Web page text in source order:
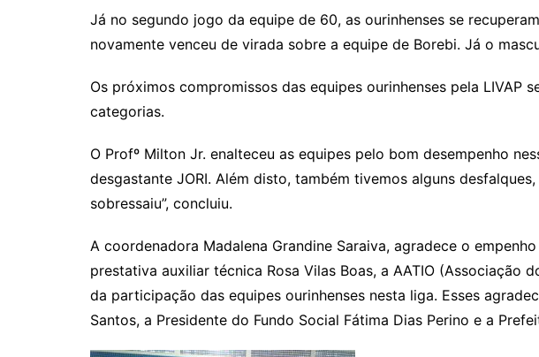
Já no segundo jogo da equipe de 60, as ourinhenses se
novamente venceu de virada sobre a equipe de Borebi. Já o
Os próximos compromissos das equipes ourinhenses pela
categorias.
O Profº Milton Jr. enalteceu as equipes pelo bom desempenho
desgastante JORI. Além disto, também tivemos alguns
sobressaiu”, concluiu.
A coordenadora Madalena Grandine Saraiva, agradece o
prestativa auxiliar técnica Rosa Vilas Boas, a AATIO (Associação
da participação das equipes ourinhenses nesta liga. Esses
Santos, a Presidente do Fundo Social Fátima Dias Perino e a